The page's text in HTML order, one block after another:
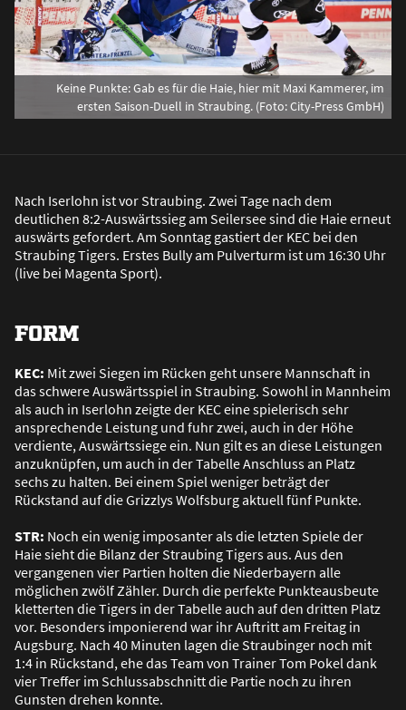
Keine Punkte: Gab es für die Haie, hier mit Maxi Kammerer, im
ersten Saison-Duell in Straubing. (Foto: City-Press GmbH)
Nach Iserlohn ist vor Straubing. Zwei Tage nach dem
deutlichen 8:2-Auswärtssieg am Seilersee sind die Haie erneut
auswärts gefordert. Am Sonntag gastiert der KEC bei den
Straubing Tigers. Erstes Bully am Pulverturm ist um 16:30 Uhr
(live bei Magenta Sport).
FORM
KEC: Mit zwei Siegen im Rücken geht unsere Mannschaft in
das schwere Auswärtsspiel in Straubing. Sowohl in Mannheim
als auch in Iserlohn zeigte der KEC eine spielerisch sehr
ansprechende Leistung und fuhr zwei, auch in der Höhe
verdiente, Auswärtssiege ein. Nun gilt es an diese Leistungen
anzuknüpfen, um auch in der Tabelle Anschluss an Platz
sechs zu halten. Bei einem Spiel weniger beträgt der
Rückstand auf die Grizzlys Wolfsburg aktuell fünf Punkte.
STR: Noch ein wenig imposanter als die letzten Spiele der
Haie sieht die Bilanz der Straubing Tigers aus. Aus den
vergangenen vier Partien holten die Niederbayern alle
möglichen zwölf Zähler. Durch die perfekte Punkteausbeute
kletterten die Tigers in der Tabelle auch auf den dritten Platz
vor. Besonders imponierend war ihr Auftritt am Freitag in
Augsburg. Nach 40 Minuten lagen die Straubinger noch mit
1:4 in Rückstand, ehe das Team von Trainer Tom Pokel dank
vier Treffer im Schlussabschnitt die Partie noch zu ihren
Gunsten drehen konnte.